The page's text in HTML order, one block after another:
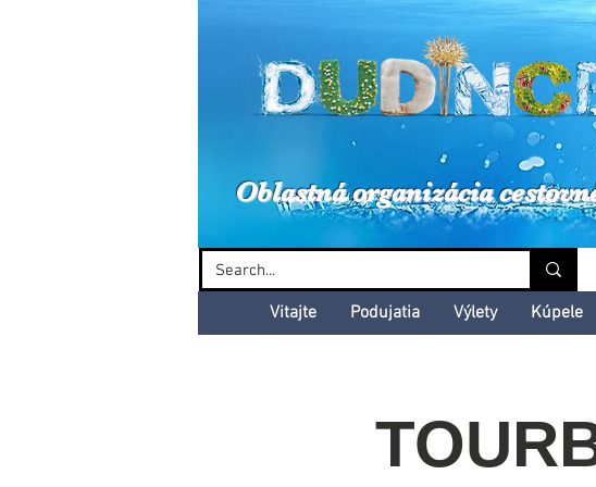
Oblastná organizácia
Vitajte Podujatia Výlety Kúpele